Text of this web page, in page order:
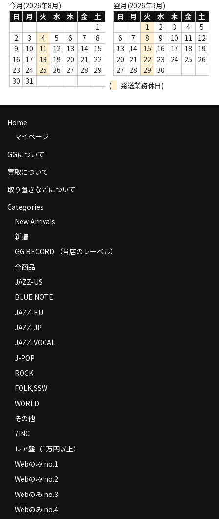
Webのみ no.4
Help
送料
商品の発送
コンディション
Privacy Policy
特定商取引法に基づく表示
Contact
今月(2026年8月)
日
月 火 水 木 金
土
1
2
3 4 5 6 7
8
9
10 11 12 13 14
15
16
17 18 19 20 21
22
23
24 25 26 27 28
29
30
31
翌月(2026年9月)
日
月 火 水 木 金
土
1
2 3 4
5
6
7 8 9 10 11
12
13
14 15 16 17 18
19
20
21 22 23 24 25
26
27
28 29
30
(
発送業務休日)
Home
マイページ
GGについて
買取について
取り置きなどについて
Categories
New Arrivals
新譜
GG RECORD （当店のレーベル）
全商品
JAZZ-US
BLUE NOTE
JAZZ-EU
JAZZ-JP
JAZZ-VOCAL
J-POP
ROCK
FOLK,SSW
WORLD
その他
7INC
レア盤（1万円以上）
Webのみ no.1
Webのみ no.2
Webのみ no.3
Webのみ no.4